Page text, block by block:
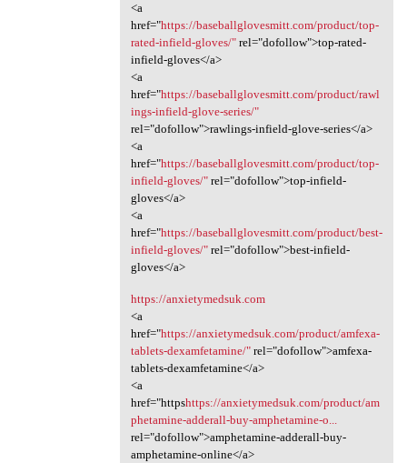
<a
href="https://baseballglovesmitt.com/product/top-
rated-infield-gloves/"rel="dofollow">top-rated-
infield-gloves</a>
<a
href="https://baseballglovesmitt.com/product/rawl
ings-infield-glove-series/"
rel="dofollow">rawlings-infield-glove-series</a>
<a
href="https://baseballglovesmitt.com/product/top-
infield-gloves/"rel="dofollow">top-infield-
gloves</a>
<a
href="https://baseballglovesmitt.com/product/best-
infield-gloves/"rel="dofollow">best-infield-
gloves</a>
https://anxietymedsuk.com
<a
href="https://anxietymedsuk.com/product/amfexa-
tablets-dexamfetamine/"rel="dofollow">amfexa-
tablets-dexamfetamine</a>
<a
href="httpshttps://anxietymedsuk.com/product/am
phetamine-adderall-buy-amphetamine-o...
rel="dofollow">amphetamine-adderall-buy-
amphetamine-online</a>